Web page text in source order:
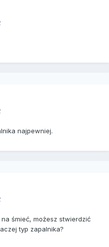
najpewniej.
na śmieć, możesz stwierdzić
typ zapalnika?